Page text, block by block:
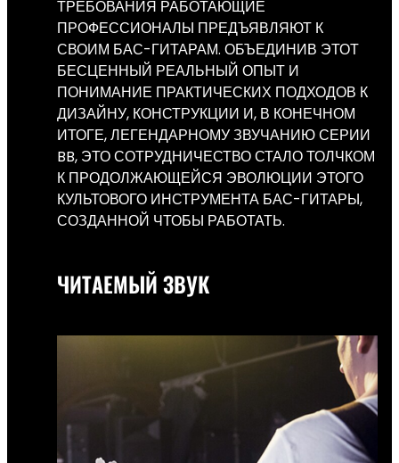
ТРЕБОВАНИЯ РАБОТАЮЩИЕ
ПРОФЕССИОНАЛЫ ПРЕДЪЯВЛЯЮТ К
СВОИМ БАС-ГИТАРАМ. ОБЪЕДИНИВ ЭТОТ
БЕСЦЕННЫЙ РЕАЛЬНЫЙ ОПЫТ И
ПОНИМАНИЕ ПРАКТИЧЕСКИХ ПОДХОДОВ К
ДИЗАЙНУ, КОНСТРУКЦИИ И, В КОНЕЧНОМ
ИТОГЕ, ЛЕГЕНДАРНОМУ ЗВУЧАНИЮ СЕРИИ
BB, ЭТО СОТРУДНИЧЕСТВО СТАЛО ТОЛЧКОМ
К ПРОДОЛЖАЮЩЕЙСЯ ЭВОЛЮЦИИ ЭТОГО
КУЛЬТОВОГО ИНСТРУМЕНТА БАС-ГИТАРЫ,
СОЗДАННОЙ ЧТОБЫ РАБОТАТЬ.
ЧИТАЕМЫЙ ЗВУК